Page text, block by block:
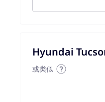
Hyundai
或类似